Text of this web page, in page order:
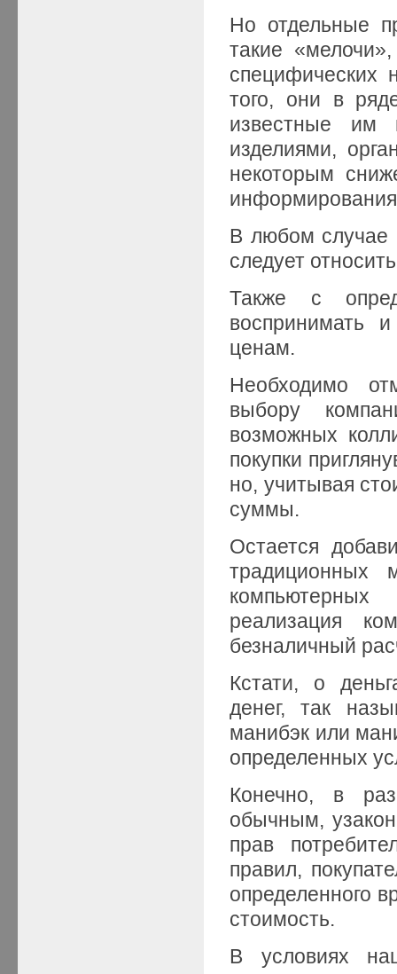
Но отдельные
такие
специфических
того, они в
известные им
изделиями,
некоторым
информирования
В любом случае
следует
Также с
воспринимать
ценам.
Необходимо
выбору
возможных
покупки
но, учитывая
суммы.
Остается
традиционных
реализация
безналичный
Кстати, о
денег, так
манибэк или
определенных
Конечно, в
обычным,
прав
правил,
определенного
стоимость.
В условиях